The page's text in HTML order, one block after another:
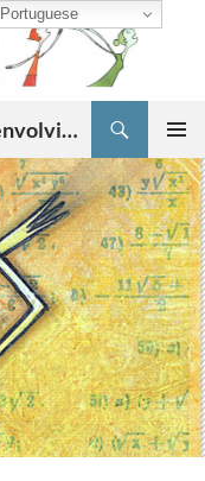
Associação Educativa para o Desenvolvimento da Criatividade
MENU
Portuguese